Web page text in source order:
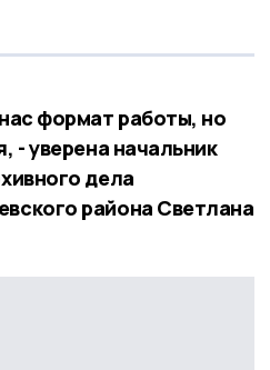
формат работы, но
- уверена начальник
дела
района Светлана